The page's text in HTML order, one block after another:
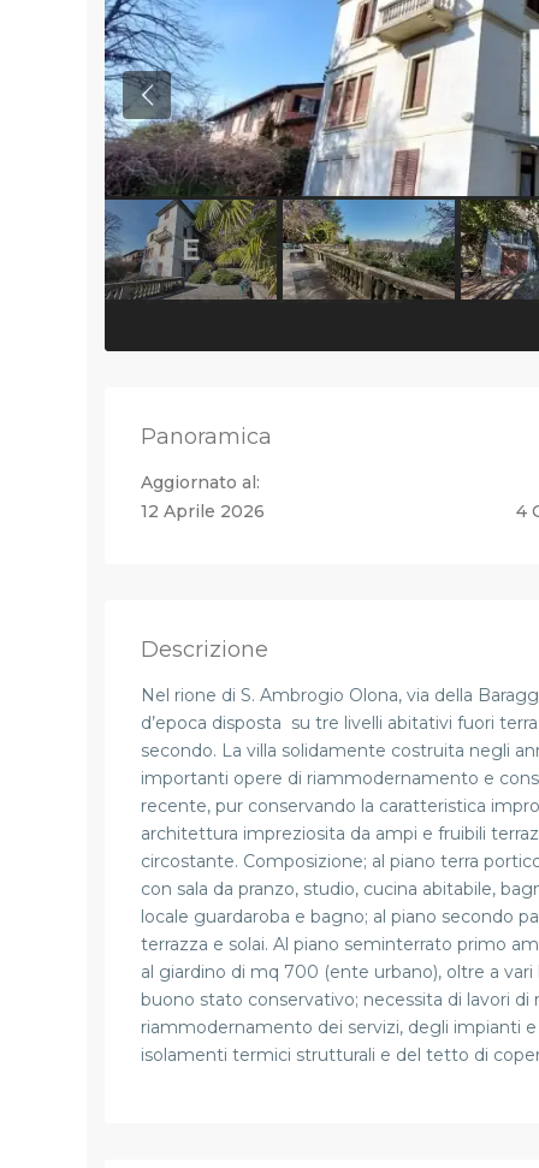
Previous
Panoramica
Aggiornato al:
12 Aprile 2026
4
Descrizione
Nel rione di S. Ambrogio Olona, via della
d’epoca disposta su tre livelli abitativi fuori
secondo. La villa solidamente costruita negli
importanti opere di riammodernamento e
recente, pur conservando la caratteristica
architettura impreziosita da ampi e fruibili
circostante. Composizione; al piano terra
con sala da pranzo, studio, cucina abitabile,
locale guardaroba e bagno; al piano secondo
terrazza e solai. Al piano seminterrato primo
al giardino di mq 700 (ente urbano), oltre a vari
buono stato conservativo; necessita di lavori
riammodernamento dei servizi, degli impianti
isolamenti termici strutturali e del tetto di